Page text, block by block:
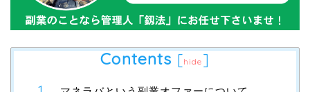
Contents [hide ]